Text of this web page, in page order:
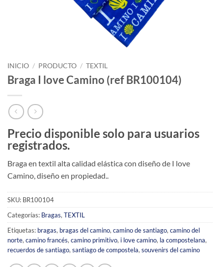
INICIO / PRODUCTO / TEXTIL
Braga I love Camino (ref BR100104)
Precio disponible solo para usuarios
registrados.
Braga en textil alta calidad elástica con diseño de I love
Camino, diseño en propiedad..
SKU: BR100104
Categorías: Bragas, TEXTIL
Etiquetas: bragas, bragas del camino, camino de santiago, camino del
norte, camino francés, camino primitivo, i love camino, la compostelana,
recuerdos de santiago, santiago de compostela, souvenirs del camino